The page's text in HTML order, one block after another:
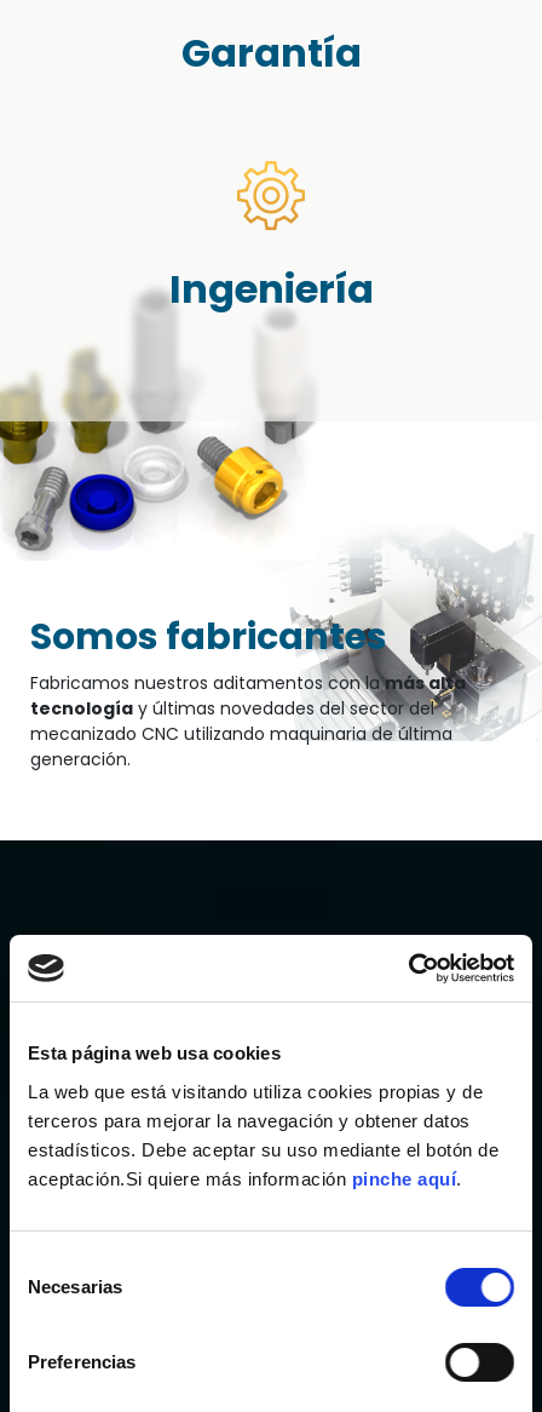
Esta página web usa cookies
La web que está visitando utiliza cookies propias y de
terceros para mejorar la navegación y obtener datos
estadísticos. Debe aceptar su uso mediante el botón de
aceptación.Si quiere más información pinche aquí.
Necesarias
Preferencias
Garantía
Ingeniería
Somos fabricantes
Fabricamos nuestros aditamentos con lamás alta
tecnología y últimas novedades del sector del
mecanizado CNC utilizando maquinaria de última
generación.
Garantía IBO
Mediante ensayos de fatiga y resistencia mecánica
periódicos según la norma ISO14801, sistema de ensayo
productos a auditorías externas e internas